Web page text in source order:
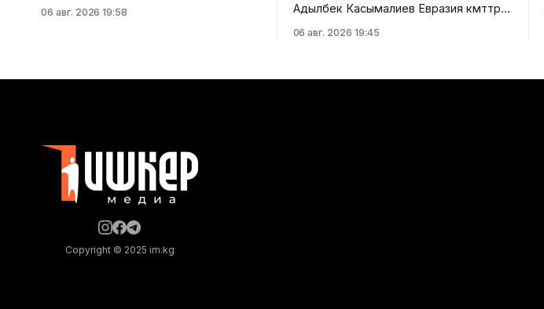
таштанды калдыктарын
техникалык көзөмөл министрлигинен
башкармалыгынын тескөөчүлөрү жүргүзгөн
текшерүүдө экологиялык талаптарды
бузган жаран аныкталган.
Жыйынтыгында "Укук
06 авг. 2026 19:58
Адылбек Касымалиев Евразия өкмөттөр
курамдагы жыйынына катышты. Бул
06 авг. 2026 19:45
Copyright © 2025 im.kg